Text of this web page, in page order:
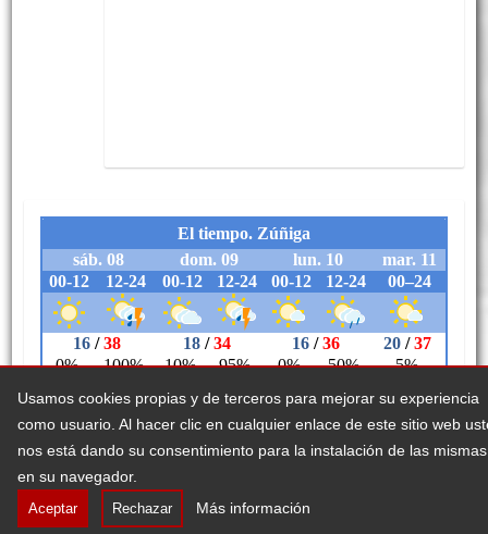
Usamos cookies propias y de terceros para mejorar su experiencia
como usuario. Al hacer clic en cualquier enlace de este sitio web
nos está dando su consentimiento para la instalación de las mismas
en su navegador.
Aceptar Rechazar Más información
Legezko abisua Erabilerreztasuna